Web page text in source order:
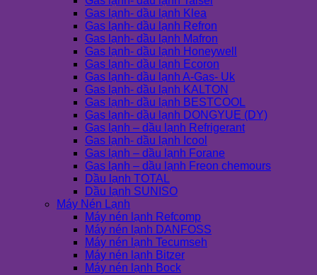
Gas lạnh- dầu lạnh Klea
Gas lạnh- dầu lạnh Refron
Gas lạnh- dầu lạnh Mafron
Gas lạnh- dầu lạnh Honeywell
Gas lạnh- dầu lạnh Ecoron
Gas lạnh- dầu lạnh A-Gas- Uk
Gas lạnh- dầu lạnh KALTON
Gas lạnh- dầu lạnh BESTCOOL
Gas lạnh- dầu lạnh DONGYUE (DY)
Gas lạnh – dầu lạnh Refrigerant
Gas lạnh- dầu lạnh Icool
Gas lạnh – dầu lạnh Forane
Gas lạnh – dầu lạnh Freon chemours
Dầu lạnh TOTAL
Dầu lạnh SUNISO
Máy Nén Lạnh
Máy nén lạnh Refcomp
Máy nén lạnh DANFOSS
Máy nén lạnh Tecumseh
Máy nén lạnh Bitzer
Máy nén lạnh Bock